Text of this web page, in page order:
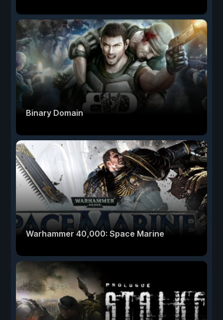
Binary Domain
Warhammer 40,000: Space Marine